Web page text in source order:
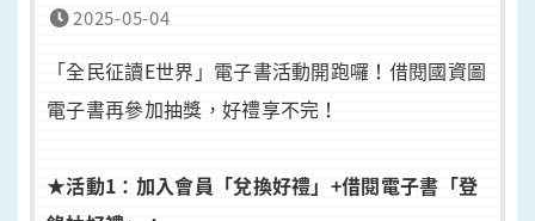
2025-05-04
「全民征讀E世界」電子書活動開跑囉！借閱國資圖
電子書再參加抽獎，好禮享不完！
★活動1：加入會員「兌換好禮」+借閱電子書「登